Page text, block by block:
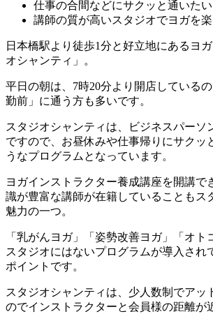
仕事の合間などにサクッと通いたい
講師の質が高いスタジオでヨガを
日本橋駅より徒歩1分と好立地にあるヨ
オシャンティ」。
平日の朝は、7時20分より開店している
勤前」に通う方も多いです。
スタジオシャンティは、ビジネスパーソ
ですので、お昼休みや仕事帰りにサクッ
うなプログラムとなっています。
ヨガインストラクター養成講座を開講で
識が豊富な講師が在籍している こともス
魅力の一つ。
「乳がんヨガ」「姿勢改善ヨガ」「オト
スタジオにはないプログラムが導入され
ポイントです。
スタジオシャンティは、 少人数制でアッ
のでインストラクターと会員様の距離が